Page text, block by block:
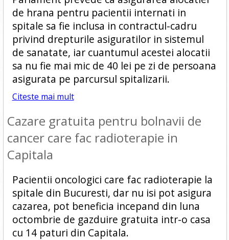
de hrana pentru pacientii internati in
spitale sa fie inclusa in contractul-cadru
privind drepturile asiguratilor in sistemul
de sanatate, iar cuantumul acestei alocatii
sa nu fie mai mic de 40 lei pe zi de persoana
asigurata pe parcursul spitalizarii.
Citeste mai mult
Cazare gratuita pentru bolnavii de
cancer care fac radioterapie in
Capitala
Pacientii oncologici care fac radioterapie la
spitale din Bucuresti, dar nu isi pot asigura
cazarea, pot beneficia incepand din luna
octombrie de gazduire gratuita intr-o casa
cu 14 paturi din Capitala.